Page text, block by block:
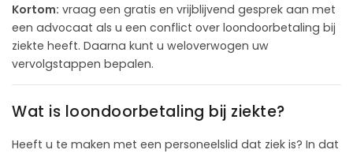
Kortom: vraag een gratis en vrijblijvend gesprek aan met
een advocaat als u een conflict over loondoorbetaling bij
ziekte heeft. Daarna kunt u weloverwogen uw
vervolgstappen bepalen.
Wat is loondoorbetaling bij ziekte?
Heeft u te maken met een personeelslid dat ziek is? In dat